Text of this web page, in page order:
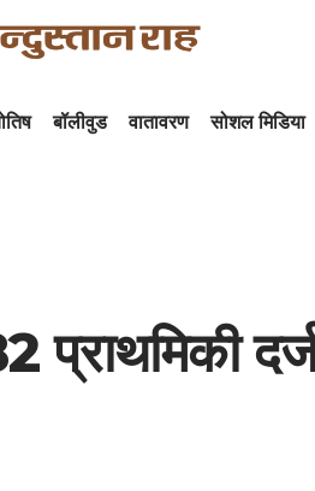
बॉलीवुड वातावरण सोशल मिडिया
प्राथमिकी